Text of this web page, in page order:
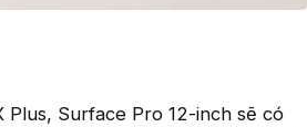
Surface Pro 12-inch sẽ có